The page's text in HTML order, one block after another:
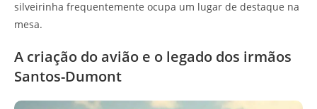
silveirinha frequentemente ocupa um lugar de destaque na
mesa.
A criação do avião e o legado dos irmãos
Santos-Dumont